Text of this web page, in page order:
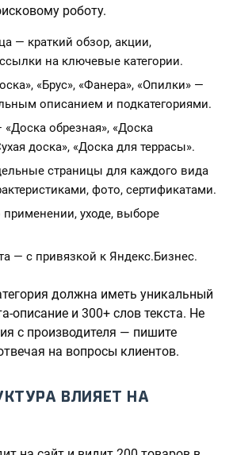
роботу.
— краткий обзор, акции,
на ключевые категории.
«Брус», «Фанера», «Опилки» —
описанием и подкатегориями.
«Доска обрезная», «Доска
доска», «Доска для террасы».
страницы для каждого вида
фото, сертификатами.
применении, уходе, выборе
— с привязкой к Яндекс.Бизнес.
должна иметь уникальный
описание и 300+ слов текста. Не
с производителя — пишите
на вопросы клиентов.
ВЛИЯЕТ НА